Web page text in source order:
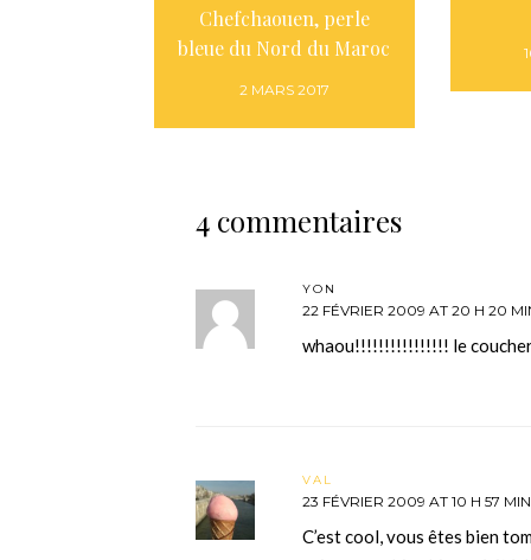
Chefchaouen, perle
bleue du Nord du Maroc
2 MARS 2017
4 commentaires
YON
22 FÉVRIER 2009 AT 20 H 20
whaou!!!!!!!!!!!!!!!! le
VAL
23 FÉVRIER 2009 AT 10 H 57 MIN
C’est cool, vous êtes bien